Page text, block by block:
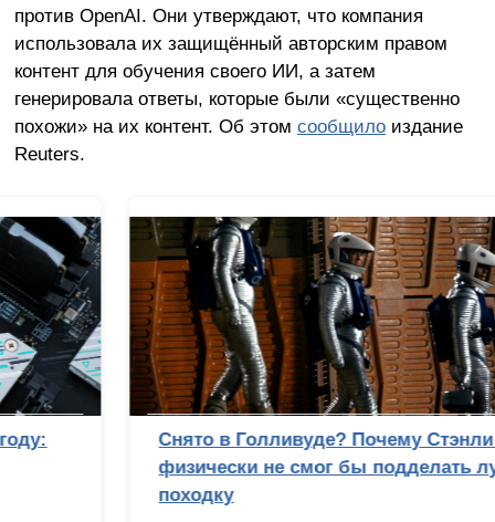
против OpenAI. Они утверждают, что компания
использовала их защищённый авторским правом
контент для обучения своего ИИ, а затем
генерировала ответы, которые были «существенно
похожи» на их контент. Об этом сообщилоиздание
Reuters.
Снято в Голливуде? Почему Стэнли Кубрик
физически не смог бы подделать лунную